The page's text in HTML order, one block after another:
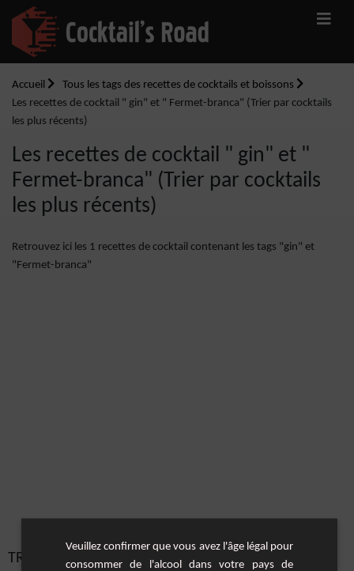
Accueil
Tous les tags des recettes de cocktails et boissons
Les recettes de cocktail " gin" et " Fermet-branca" (Trier par cocktails
les plus récents)
Les recettes de cocktail " gin" et "
Fermet-branca" (Trier par cocktails
les plus récents)
Retrouvez ici les 1 recettes de cocktail contenant les tags "gin" et
"Fermet-branca"
TRIER PAR:
Veuillez confirmer que vous avez l'âge légal pour
consommer de l'alcool dans votre pays de